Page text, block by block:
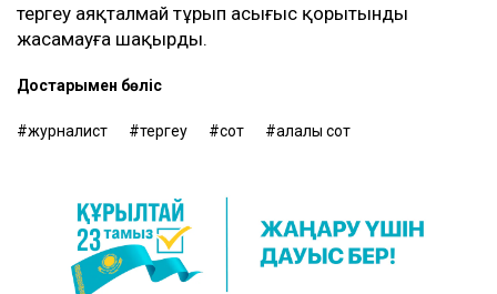
тергеу аяқталмай тұрып асығыс қорытынды
жасамауға шақырды.
Достарыңмен бөліс
журналист тергеу сот қалалық сот